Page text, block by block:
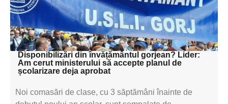
textul pentru
subtitluAdaugă aici
textul pentru subti
Disponibilizări din învățământul gorjean? Lider:
Am cerut ministerului să accepte planul de
școlarizare deja aprobat
Noi comasări de clase, cu 3 săptămâni înainte de